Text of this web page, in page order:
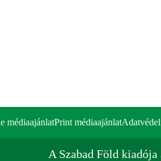
médiaajánlatPrint médiaajánlat
A Szabad Föld